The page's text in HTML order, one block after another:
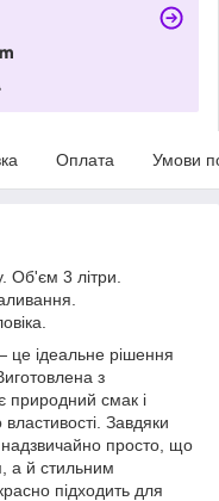
Оплата Умови
Об'єм 3 літри.
це ідеальне рішення
з
природний смак і
Завдяки
просто, що
а й стильним
підходить для